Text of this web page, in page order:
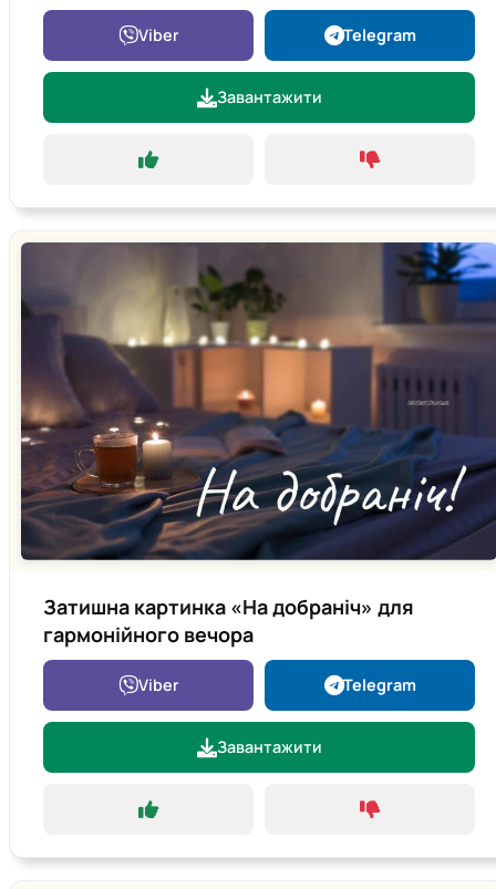
Viber Telegram
Завантажити
Затишна картинка «На добраніч» для
гармонійного вечора
Viber Telegram
Завантажити